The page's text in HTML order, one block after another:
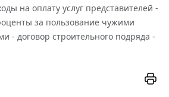
на оплату услуг представителей -
за пользование чужими
- договор строительного подряда -